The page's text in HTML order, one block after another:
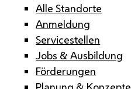
Alle Standorte
Anmeldung
Servicestellen
Jobs & Ausbildung
Förderungen